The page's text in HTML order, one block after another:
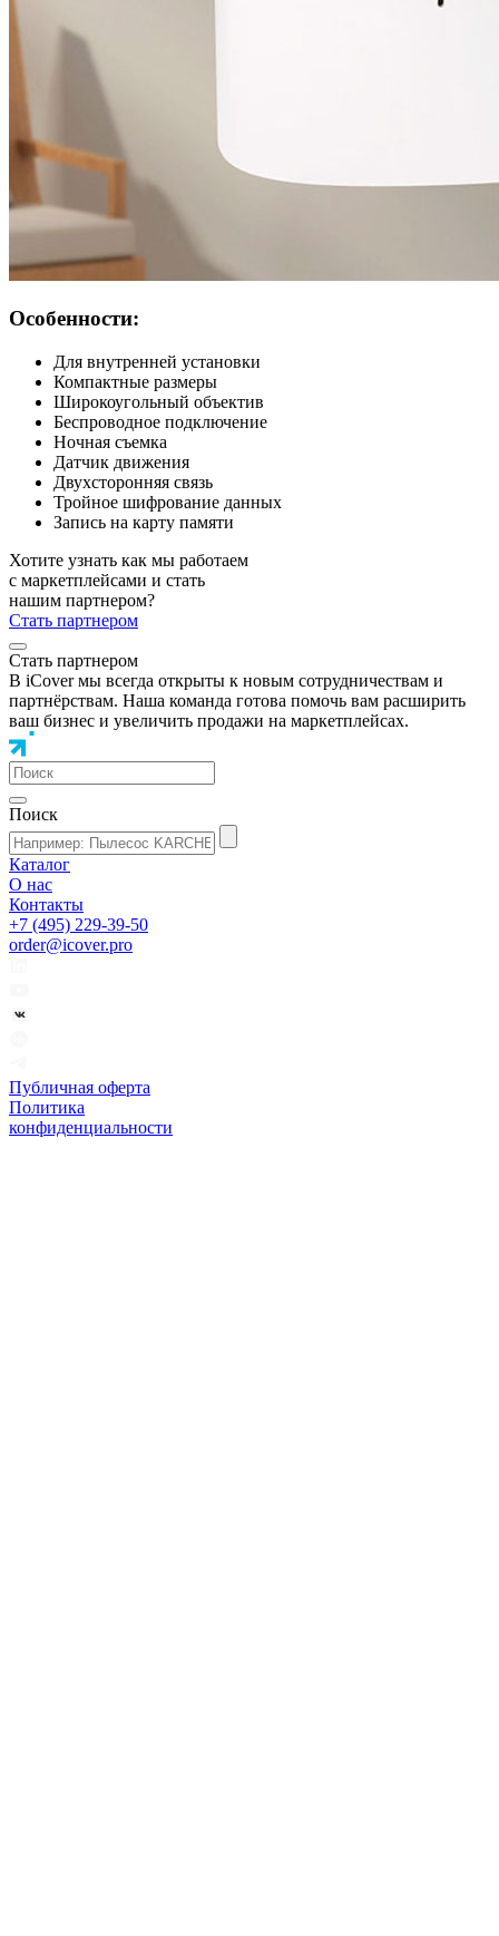
Особенности:
Для внутренней установки
Компактные размеры
Широкоугольный объектив
Беспроводное подключение
Ночная съемка
Датчик движения
Двухсторонняя связь
Тройное шифрование данных
Запись на карту памяти
Хотите узнать как мы работаем
с маркетплейсами и стать
нашим партнером?
Стать партнером
Стать партнером
В iCover мы всегда открыты к новым сотрудничествам и
партнёрствам. Наша команда готова помочь вам расширить
ваш бизнес и увеличить продажи на маркетплейсах.
Поиск
Каталог
О нас
Контакты
+7 (495) 229-39-50
order@icover.pro
Публичная оферта
Политика
конфиденциальности